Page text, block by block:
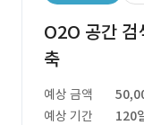
O2O 공간 검
축
예상 금액
예상 기간
120